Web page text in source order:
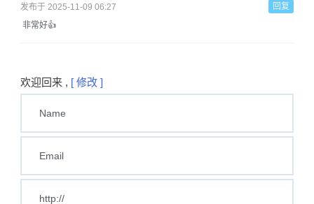
回复
发布于 2025-11-09 06:27
非常好👍
欢迎回来 , [ 修改 ]